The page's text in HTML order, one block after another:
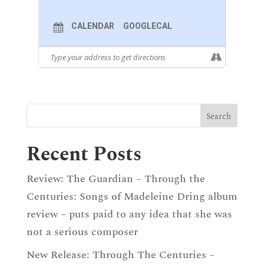
Im Walde, D 834
HENRI DUPARC (1848–1933)
Le Manoir De Rosemonde (de Bonnières)
FRANZ SCHUBERT
Three Lieder, Op. 56
Willkommen Und Abschied (Goethe), D 767
An Die Leier (Bruchmann), D 737
Im Haine (Bruchmann), D 738
Du Liebst Mich Nicht (Platen), D 756
CALENDAR GOOGLECAL
Recent Posts
Review: The Guardian – Through the
Centuries: Songs of Madeleine Dring album
review – puts paid to any idea that she was
not a serious composer
New Release: Through The Centuries –